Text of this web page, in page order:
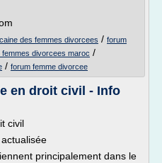
des femmes divorcees / forum
femmes divorcees maroc /
/ forum femme divorcee
en droit civil - Info
civil
principalement dans le